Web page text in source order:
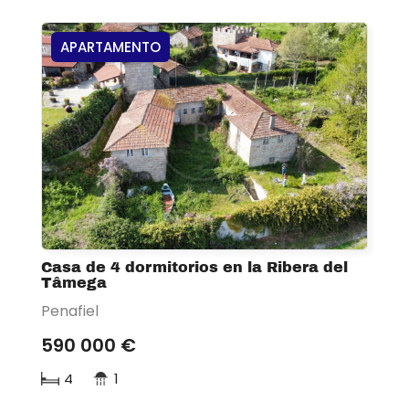
APARTAMENTO
Casa de 4 dormitorios en la Ribera del
Tâmega
Penafiel
590 000 €
4 1